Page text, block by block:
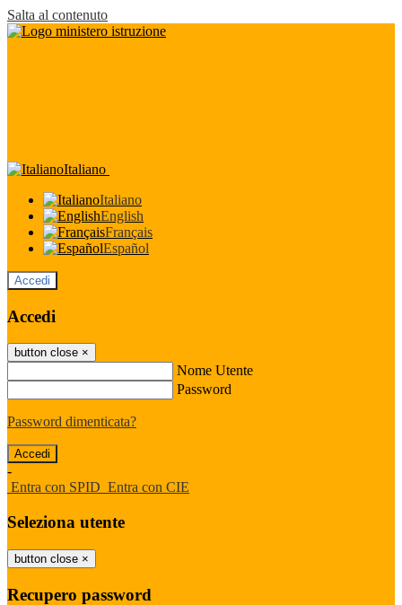
Salta al contenuto
Italiano
Italiano
English
Français
Español
Accedi
Accedi
button close ×
Nome Utente
Password
Password dimenticata?
-
Entra con SPID Entra con CIE
Seleziona utente
button close ×
Recupero password